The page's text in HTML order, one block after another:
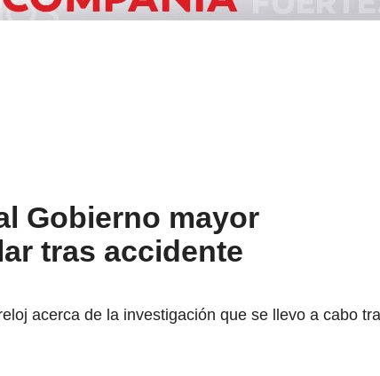
Gobierno mayor
tras accidente
acerca de la investigación que se llevo a cabo